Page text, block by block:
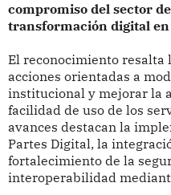
compromiso del sector
transformación digital
El reconocimiento resalta
acciones orientadas a
institucional y mejorar la
facilidad de uso de los
avances destacan la
Partes Digital, la
fortalecimiento de la
interoperabilidad